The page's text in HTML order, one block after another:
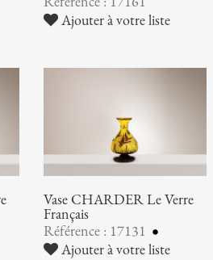
Ajouter à votre liste
Vase CHARDER Le Verre
Français
Référence : 17131
Ajouter à votre liste